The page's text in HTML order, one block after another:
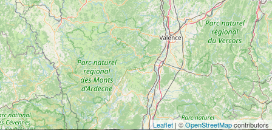
Leaflet| ©OpenStreetMapcontributors